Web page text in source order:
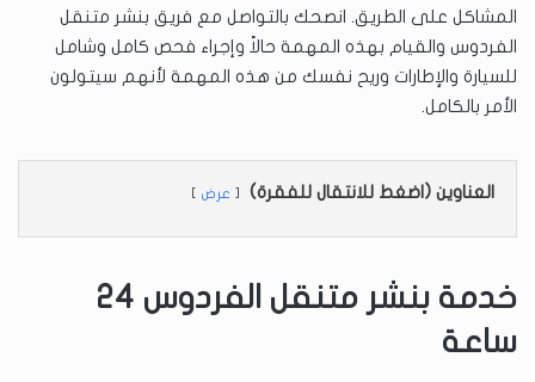
المشاكل على الطريق. انصحك بالتواصل مع فريق بنشر متنقل
الفردوس والقيام بهذه المهمة حالاً وإجراء فحص كامل وشامل
للسيارة والإطارات وريح نفسك من هذه المهمة لأنهم سيتولون
الأمر بالكامل.
العناوين (اضغط للانتقال للفقرة) عرض
خدمة بنشر متنقل الفردوس 24
ساعة